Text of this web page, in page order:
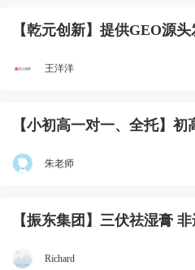
【乾元创新】提供GEO源
王洋洋
【小初高一对一、全托】
朱老师
【振东集团】三伏祛湿膏
Richard